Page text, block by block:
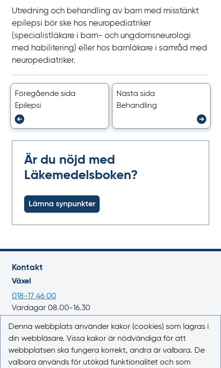
Utredning och behandling av barn med misstänkt
epilepsi bör ske hos neuropediatriker
(specialistläkare i barn‍- och ungdomsneurologi
med habilitering) eller hos barnläkare i samråd med
neuropediatriker.
Föregående sida
Epilepsi
Nästa sida
Behandling
Är du nöjd med
Läkemedelsboken?
Lämna synpunkter
Kontakt
Växel
018-17 46 00
Vardagar 08.00-16.30
E-post
registrator@lakemedelsverket.se
Om webbplatsen
Denna webbplats använder kakor (cookies) som lagras i
din webbläsare. Vissa kakor är nödvändiga för att
webbplatsen ska fungera korrekt, andra är valbara. De
valbara används för utökad funktionalitet och som